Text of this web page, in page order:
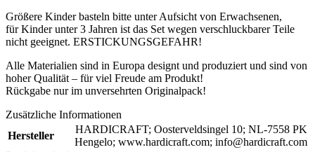
Größere Kinder basteln bitte unter Aufsicht von Erwachsenen,
für Kinder unter 3 Jahren ist das Set wegen verschluckbarer Teile
nicht geeignet. ERSTICKUNGSGEFAHR!
Alle Materialien sind in Europa designt und produziert und sind von
hoher Qualität – für viel Freude am Produkt!
Rückgabe nur im unversehrten Originalpack!
Zusätzliche Informationen
Hersteller
HARDICRAFT; Oosterveldsingel 10; NL-7558 PK
Hengelo; www.hardicraft.com; info@hardicraft.com